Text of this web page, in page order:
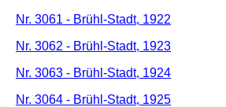
Nr. 3061 - Brühl-Stadt, 1922
Nr. 3062 - Brühl-Stadt, 1923
Nr. 3063 - Brühl-Stadt, 1924
Nr. 3064 - Brühl-Stadt, 1925